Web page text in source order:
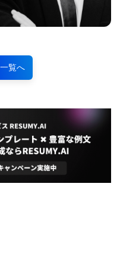
覧へ